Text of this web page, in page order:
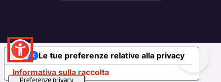
Informativa sulla raccolta
Le tue preferenze relative alla privacy